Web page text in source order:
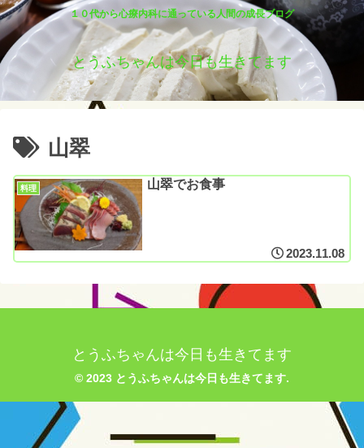
１０代から心療内科に通っている人間の成長ブログ
とうふちゃんは今日も生きてます
山翠
料理 山翠でお食事
2023.11.08
とうふちゃんは今日も生きてます
© 2023 とうふちゃんは今日も生きてます.